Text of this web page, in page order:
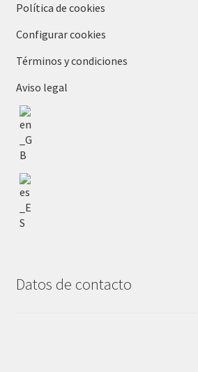
Política de cookies
Configurar cookies
Términos y condiciones
Aviso legal
Datos de contacto